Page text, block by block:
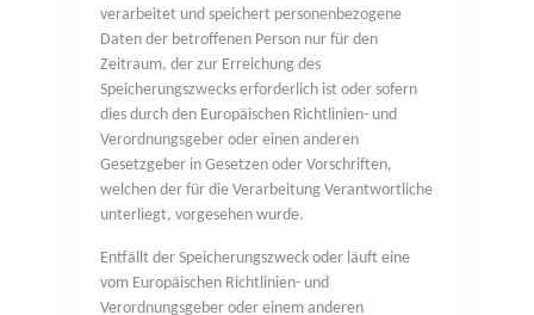
verarbeitet und speichert personenbezogene
Daten der betroffenen Person nur für den
Zeitraum, der zur Erreichung des
Speicherungszwecks erforderlich ist oder sofern
dies durch den Europäischen Richtlinien- und
Verordnungsgeber oder einen anderen
Gesetzgeber in Gesetzen oder Vorschriften,
welchen der für die Verarbeitung Verantwortliche
unterliegt, vorgesehen wurde.
Entfällt der Speicherungszweck oder läuft eine
vom Europäischen Richtlinien- und
Verordnungsgeber oder einem anderen